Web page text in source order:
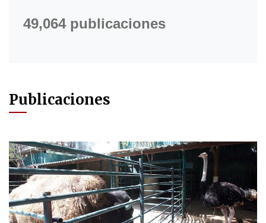
49,064 publicaciones
Publicaciones